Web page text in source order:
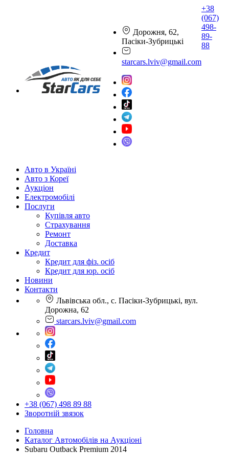
Дорожня, 62,
Пасіки-Зубрицькі
starcars.lviv@gmail.com
+38
(067)
498-
89-
88
Авто в Україні
Авто з Кореї
Аукціон
Електромобілі
Послуги
Купівля авто
Страхування
Ремонт
Доставка
Кредит
Кредит для фіз. осіб
Кредит для юр. осіб
Новини
Контакти
Львівська обл., с. Пасіки-Зубрицькі, вул.
Дорожна, 62
starcars.lviv@gmail.com
+38 (067) 498 89 88
Зворотній звязок
Головна
Каталог Автомобілів на Аукціоні
Subaru Outback Premium 2014